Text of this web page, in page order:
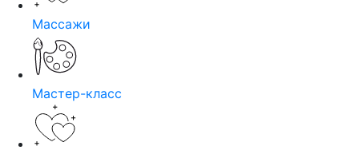
Массажи
Мастер-класс